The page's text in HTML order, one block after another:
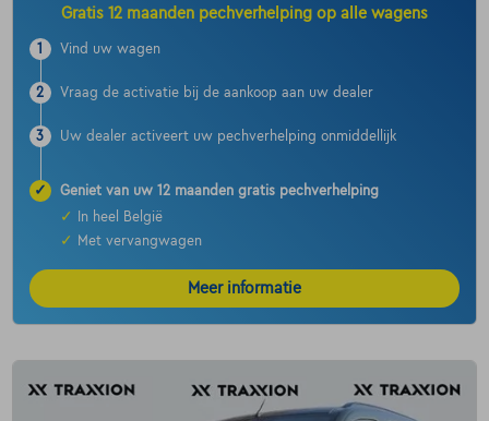
Gratis 12 maanden pechverhelping op alle wagens
1 Vind uw wagen
2 Vraag de activatie bij de aankoop aan uw dealer
3 Uw dealer activeert uw pechverhelping onmiddellijk
✓
Geniet van uw 12 maanden gratis pechverhelping
✓
In heel België
✓
Met vervangwagen
Meer informatie